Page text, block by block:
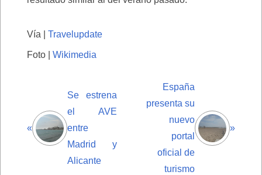
Vía | Travelupdate
Foto | Wikimedia
«
Se estrena
el AVE
entre
Madrid y
Alicante
España
presenta su
nuevo
portal
oficial de
turismo
»